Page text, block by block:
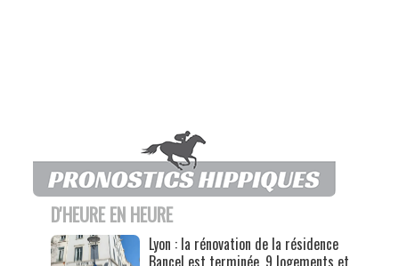
D'HEURE EN HEURE
Lyon : la rénovation de la résidence
Bancel est terminée, 9 logements et